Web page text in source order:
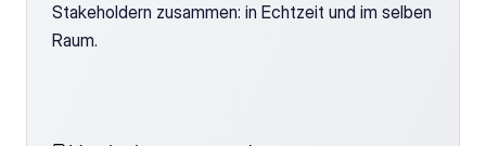
Stakeholdern zusammen: in Echtzeit und im selben
Raum.